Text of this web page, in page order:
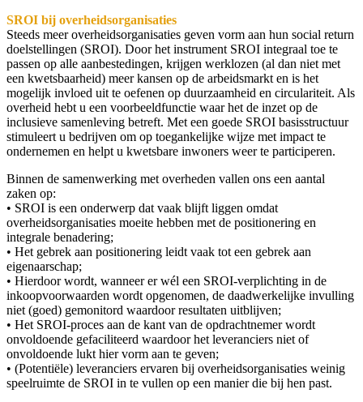
SROI bij overheidsorganisaties
Steeds meer overheidsorganisaties geven vorm aan hun social return
doelstellingen (SROI). Door het instrument SROI integraal toe te
passen op alle aanbestedingen, krijgen werklozen (al dan niet met
een kwetsbaarheid) meer kansen op de arbeidsmarkt en is het
mogelijk invloed uit te oefenen op duurzaamheid en circulariteit. Als
overheid hebt u een voorbeeldfunctie waar het de inzet op de
inclusieve samenleving betreft. Met een goede SROI basisstructuur
stimuleert u bedrijven om op toegankelijke wijze met impact te
ondernemen en helpt u kwetsbare inwoners weer te participeren.
Binnen de samenwerking met overheden vallen ons een aantal
zaken op:
• SROI is een onderwerp dat vaak blijft liggen omdat
overheidsorganisaties moeite hebben met de positionering en
integrale benadering;
• Het gebrek aan positionering leidt vaak tot een gebrek aan
eigenaarschap;
• Hierdoor wordt, wanneer er wél een SROI-verplichting in de
inkoopvoorwaarden wordt opgenomen, de daadwerkelijke invulling
niet (goed) gemonitord waardoor resultaten uitblijven;
• Het SROI-proces aan de kant van de opdrachtnemer wordt
onvoldoende gefaciliteerd waardoor het leveranciers niet of
onvoldoende lukt hier vorm aan te geven;
• (Potentiële) leveranciers ervaren bij overheidsorganisaties weinig
speelruimte de SROI in te vullen op een manier die bij hen past.